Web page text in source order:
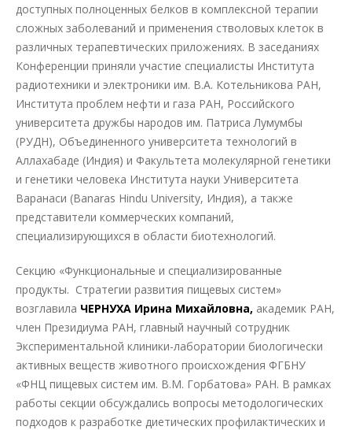
доступных полноценных белков в комплексной терапии
сложных заболеваний и применения стволовых клеток в
различных терапевтических приложениях. В заседаниях
Конференции приняли участие специалисты Института
радиотехники и электроники им. В.А. Котельникова РАН,
Института проблем нефти и газа РАН, Российского
университета дружбы народов им. Патриса Лумумбы
(РУДН), Объединенного университета технологий в
Аллахабаде (Индия) и Факультета молекулярной генетики
и генетики человека Института науки Университета
Варанаси (Banaras Hindu University, Индия), а также
представители коммерческих компаний,
специализирующихся в области биотехнологий.
Секцию «Функциональные и специализированные
продукты. Стратегии развития пищевых систем»
возглавила ЧЕРНУХА Ирина Михайловна, академик РАН,
член Президиума РАН, главный научный сотрудник
Экспериментальной клиники-лаборатории биологически
активных веществ животного происхождения ФГБНУ
«ФНЦ пищевых систем им. В.М. Горбатова» РАН. В рамках
работы секции обсуждались вопросы методологических
подходов к разработке диетических профилактических и